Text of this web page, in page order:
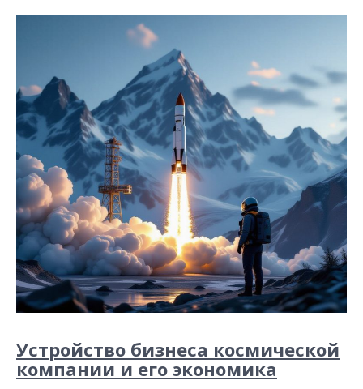
Устройство бизнеса космической
компании и его экономика